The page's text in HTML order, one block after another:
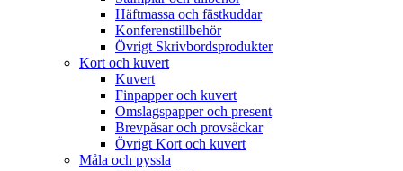
Häftmassa och fästkuddar
Konferenstillbehör
Övrigt Skrivbordsprodukter
Kort och kuvert
Kuvert
Finpapper och kuvert
Omslagspapper och present
Brevpåsar och provsäckar
Övrigt Kort och kuvert
Måla och pyssla